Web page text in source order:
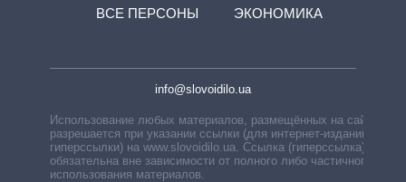
ВСЕ ПЕРСОНЫ
ЭКОНОМИКА
info@slovoidilo.ua
Использование любых материалов, размещённых на сайте,
разрешается при указании ссылки (для интернет-изданий —
гиперссылки) на www.slovoidilo.ua. Ссылка (гиперссылка)
обязательна вне зависимости от полного либо частичного
использования материалов.